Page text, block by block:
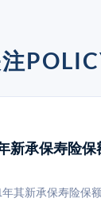
新承保寿险保
其新承保寿险保